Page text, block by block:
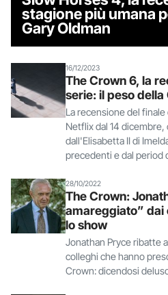
stagione più umana
Gary Oldman
16/12/2023
The Crown 6, la
serie: il peso della
La recensione del
Netflix dal 14
dall'Elisabetta II di
precedenti e dal period
28/10/2022
The Crown:
amareggiato” dai
lo show
Jonathan Pryce ribatte
colleghi che hanno
Crown: dicendosi